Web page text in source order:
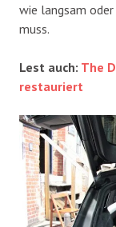
wie langsam oder
muss.
Lest auch: The
restauriert